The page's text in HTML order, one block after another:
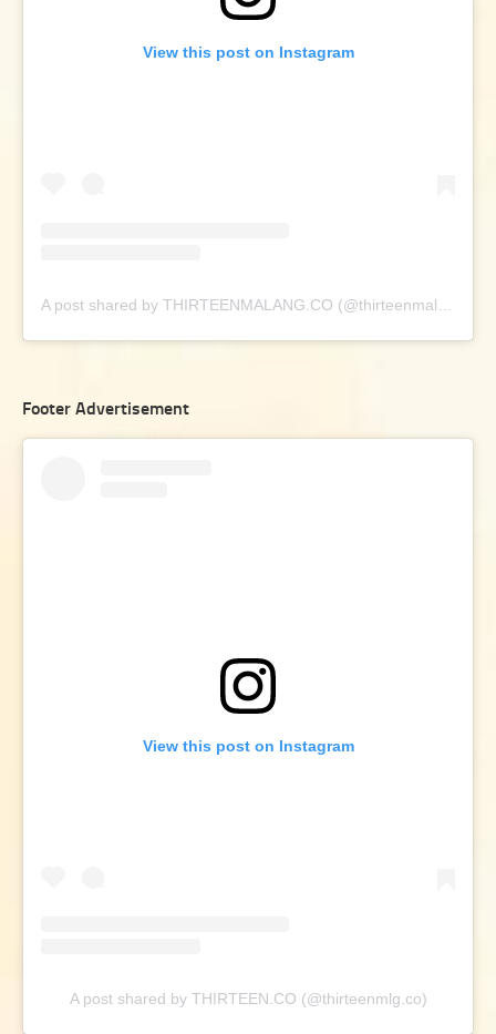
View this post on Instagram
Footer Advertisement
View this post on Instagram
A post shared by THIRTEEN.CO (@thirteenmlg.co)